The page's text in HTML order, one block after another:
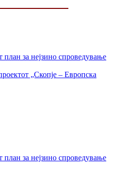
за нејзино спроведување
„Скопје – Европска
за нејзино спроведување